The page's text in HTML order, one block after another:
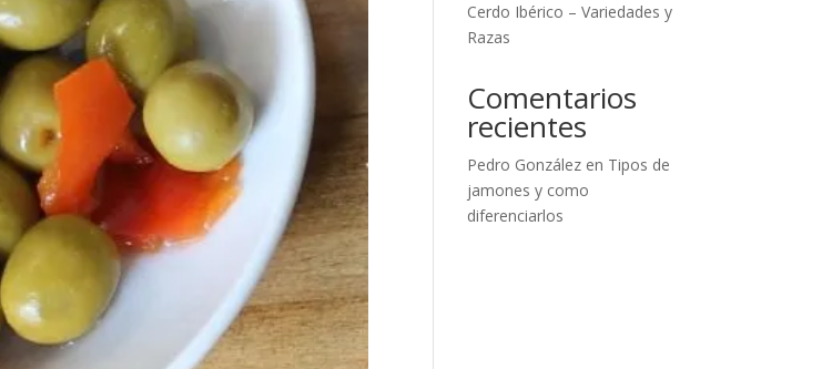
Cerdo Ibérico – Variedades y
Razas
Comentarios
recientes
Pedro González en Tipos de
jamones y como
diferenciarlos